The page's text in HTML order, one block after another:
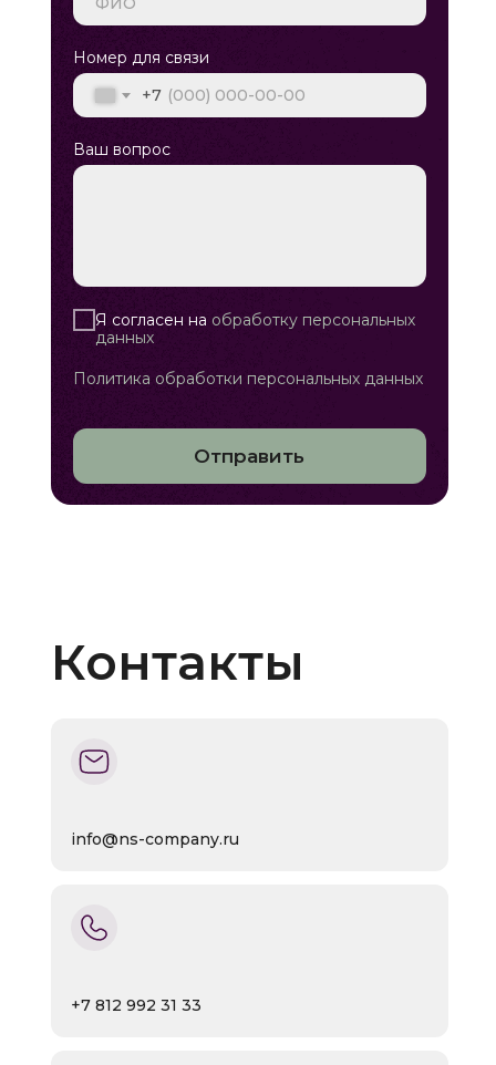
Номер для связи
+7
Ваш вопрос
Я согласен на обработку персональных
данных
Политика обработки персональных данных
Отправить
Контакты
+7 812 992 31 33
info@ns-company.ru